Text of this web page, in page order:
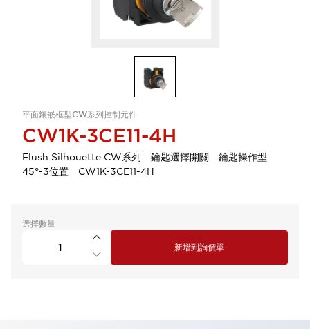
平面鑲嵌框型CW系列控制元件
CW1K-3CE11-4H
Flush Silhouette CW系列 鑰匙選擇開關 鑰匙操作型
45°-3位置 CW1K-3CE11-4H
選擇數量
新增到詢價單